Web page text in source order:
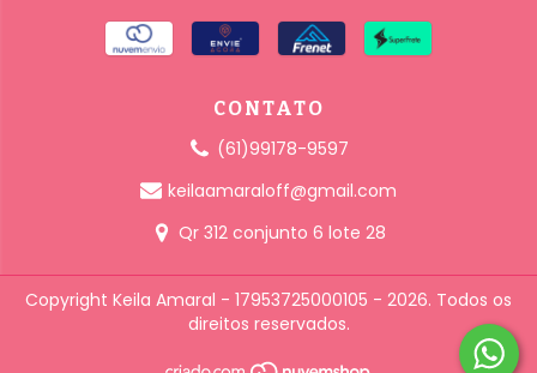
CONTATO
(61)99178-9597
keilaamaraloff@gmail.com
Qr 312 conjunto 6 lote 28
Copyright Keila Amaral - 17953725000105 - 2026. Todos os
direitos reservados.